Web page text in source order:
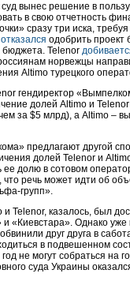
суд вынес решение в
в свою отчетность
сразу три иска,
отказался одобрить проект
бюджета. Telenor
норвежцы
Altimo турецкого
гендиректор
долей Altimo и
за $5 млрд), а Altimo –
предлагают другой
долей Telenor и
долю в сотовом
речь может идти об
групп».
Telenor, казалось, был
«Киевстара». Однако уже
друг друга в
в подвешенном
не могут собраться на
суда Украины